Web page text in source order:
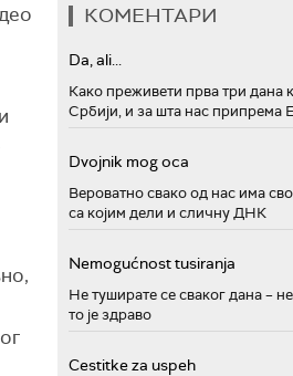
КОМЕНТАРИ
Da, ali...
Како преживети прва три дана
Србији, и за шта нас припрема
Dvojnik mog oca
Вероватно свако од нас има
са којим дели и сличну ДНК
Nemogućnost tusiranja
Не туширате се сваког дана –
то је здраво
Cestitke za uspeh